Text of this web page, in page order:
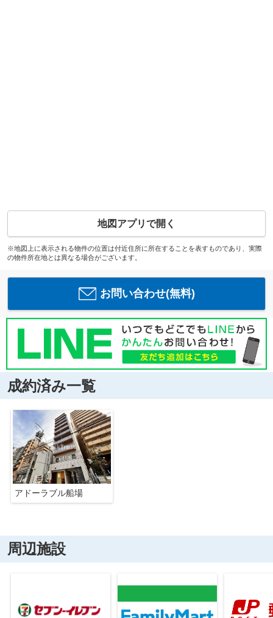
地図アプリで開く
※地図上に表示される物件の位置は付近住所に所在することを表すものであり、実際
の物件所在地とは異なる場合がございます。
お問い合わせ(無料)
成約済み一覧
アドーラブル船場
周辺施設